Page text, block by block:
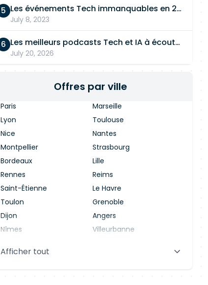
Les événements Tech immanquables en 2026
July 8, 2023
Les meilleurs podcasts Tech et IA à écouter en 2026
July 20, 2026
Offres par ville
Paris
Marseille
Lyon
Toulouse
Nice
Nantes
Montpellier
Strasbourg
Bordeaux
Lille
Rennes
Reims
Saint-Étienne
Le Havre
Toulon
Grenoble
Dijon
Angers
Nîmes
Villeurbanne
Aix-en-Provence
Afficher tout